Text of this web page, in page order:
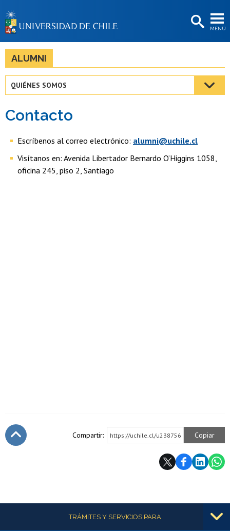
MENÚ
BIBLIOTECAS
Estudiantes
Funcionarias/os
Egresadas/os
ALUMNI
QUIÉNES SOMOS
Contacto
Escríbenos al correo electrónico: alumni@uchile.cl
Visítanos en: Avenida Libertador Bernardo O’Higgins 1058,
oficina 245, piso 2, Santiago
Compartir: https://uchile.cl/u238756 Copiar
Más informaciónTRÁMITES Y SERVICIOS PARA